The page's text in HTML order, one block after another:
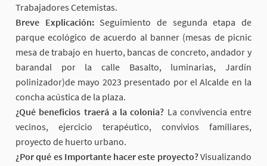
Trabajadores Cetemistas.
Breve Explicación:Seguimiento de segunda etapa de
parque ecológico de acuerdo al banner (mesas de picnic
mesa de trabajo en huerto, bancas de concreto, andador y
barandal por la calle Basalto, luminarias, Jardín
polinizador)de mayo 2023 presentado por el Alcalde en la
concha acústica de la plaza.
¿Qué beneficios traerá a la colonia? La convivencia entre
vecinos, ejercicio terapéutico, convivios familiares,
proyecto de huerto urbano.
¿Por qué es Importante hacer este proyecto?Visualizando